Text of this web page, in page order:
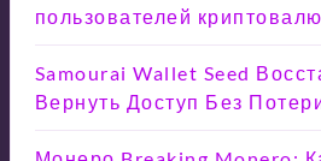
пользователей
Samourai Wallet Seed
Вернуть Доступ Без